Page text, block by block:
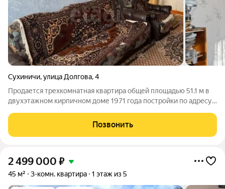
Сухиничи,улица Долгова,4
Продается трехкомнатная квартира общей площадью 51.1 м в
двухэтажном кирпичном доме 1971 года постройки по адресу:
этаже. Все три комнаты изолированные, окна выходят во двор,
обеспечивая
Позвонить
2 499 000 ₽
45 м² 3-комн. квартира 1 этаж из 5